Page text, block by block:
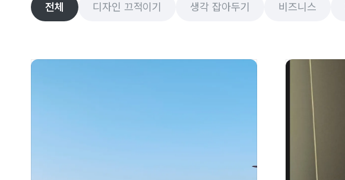
전체 디자인 끄적이기 생각 잡아두기 비즈니스